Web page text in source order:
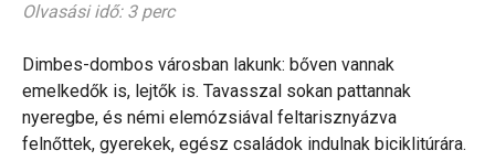
Olvasási idő: 3 perc
Dimbes-dombos városban lakunk: bőven vannak
emelkedők is, lejtők is. Tavasszal sokan pattannak
nyeregbe, és némi elemózsiával feltarisznyázva
felnőttek, gyerekek, egész családok indulnak biciklitúrára.